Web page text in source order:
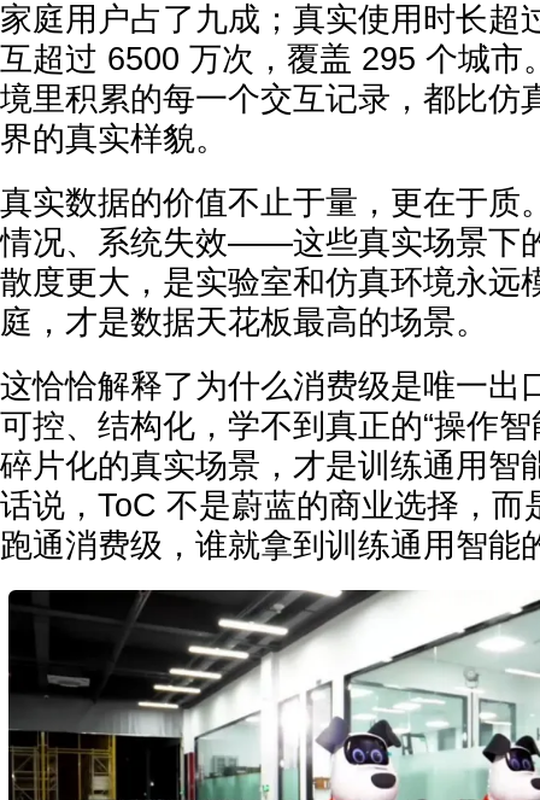
家庭用户占了九成；真实使用时长超
互超过 6500 万次，覆盖 295 个城市
境里积累的每一个交互记录，都比仿
界的真实样貌。
真实数据的价值不止于量，更在于质
情况、系统失效——这些真实场景下
散度更大，是实验室和仿真环境永远
庭，才是数据天花板最高的场景。
这恰恰解释了为什么消费级是唯一出
可控、结构化，学不到真正的“操作
碎片化的真实场景，才是训练通用智
话说，ToC 不是蔚蓝的商业选择，而
跑通消费级，谁就拿到训练通用智能